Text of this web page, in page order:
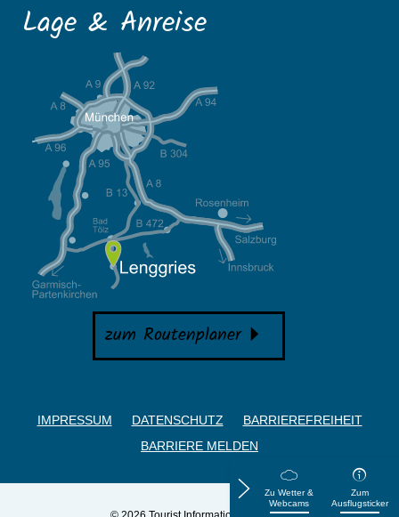
Zu Wetter &
Webcams
Zum
Ausflugsticker
Lage & Anreise
zum Routenplaner
IMPRESSUM DATENSCHUTZ
BARRIEREFREIHEIT
BARRIERE MELDEN